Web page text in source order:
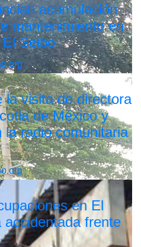
acumulación
mantenimiento en
Seibo
la visita de directora
de México y
radio comunitaria
en El
accidentada frente